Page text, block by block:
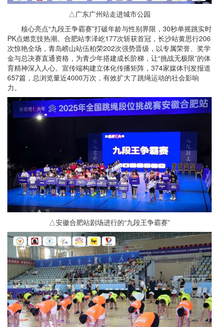
△广东广州站走进城市公园
核心亮点“九段王争霸赛”打破年龄与性别界限，30秒单摇跳实时
PK点燃竞技热潮。合肥站李泽屹177次斩获首冠，长沙站黄思行206
次惊艳全场，青岛崂山站伍柏荣202次强势晋级，以专属荣誉、奖学
金与总决赛直通资格，为青少年搭建成长阶梯，让“挑战无极限”的体
育精神深入人心。宣传端构建立体化传播矩阵，374家媒体刊发报道
657篇，总浏览量近4000万次，有效扩大了跳绳运动的社会影响
力。
△安徽合肥站剧场进行的“九段王争霸赛”